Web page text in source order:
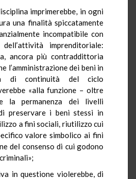
imprimerebbe, in ogni
una finalità spiccatamente
incompatibile con
imprenditoriale:
ancora più contraddittoria
l’amministrazione dei beni in
di continuità del ciclo
«alla funzione – oltre
la permanenza dei livelli
preservare i beni stessi in
a fini sociali, riutilizzo cui
valore simbolico ai fini
del consenso di cui godono
in questione violerebbe, di